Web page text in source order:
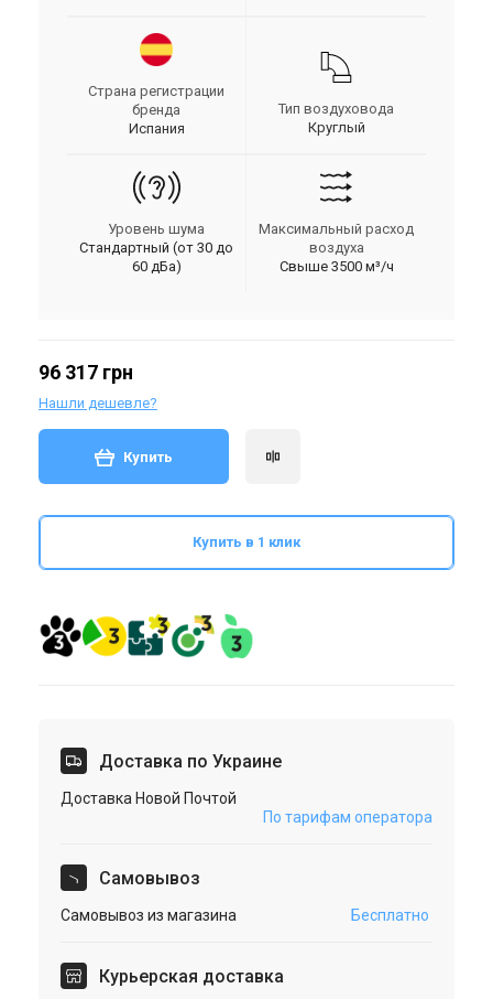
Страна регистрации
бренда
Испания
Тип воздуховода
Круглый
Уровень шума
Стандартный (от 30 до
60 дБа)
Максимальный расход
воздуха
Свыше 3500 м³/ч
96 317 грн
Нашли дешевле?
Купить
Купить в 1 клик
Доставка по Украине
Доставка Новой Почтой
По тарифам оператора
Cамовывоз
Самовывоз из магазина Бесплатно
Курьерская доставка